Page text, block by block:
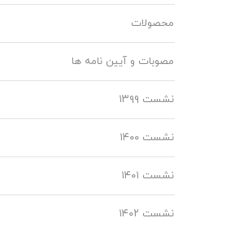
محصولات
مصوبات و آیین نامه ها
نشست ۱۳۹۹
نشست ۱۴۰۰
نشست ۱۴۰۱
نشست ۱۴۰۲